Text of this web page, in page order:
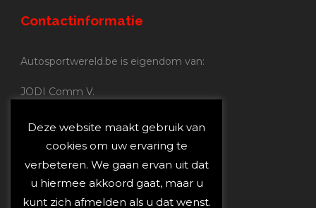
Contactinformatie
Autosportwereld.be is eigendom van:
JODI Comm V.
Nijverheidsstraat 70
2160 Wommelgem
Autosportwereld.be:
Redactie:joost@autosportwereld.be
Deze website maakt gebruik van
cookies om uw ervaring te
verbeteren. We gaan ervan uit dat
u hiermee akkoord gaat, maar u
kunt zich afmelden als u dat wenst.